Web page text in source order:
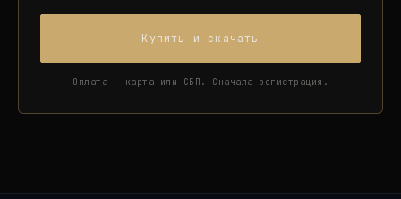
Купить и скачать
Оплата — карта или СБП. Сначала регистрация.